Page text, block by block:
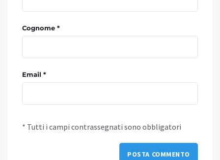
Cognome *
Email *
* Tutti i campi contrassegnati sono obbligatori